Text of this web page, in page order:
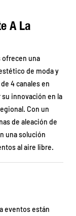
A La
ofrecen una
de moda y
4 canales en
innovación en la
Con un
de aleación de
una solución
al aire libre.
eventos están